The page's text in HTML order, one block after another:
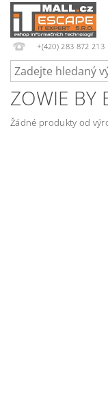
+(420) 283 872 213
ZOWIE BY
Žádné produkty od